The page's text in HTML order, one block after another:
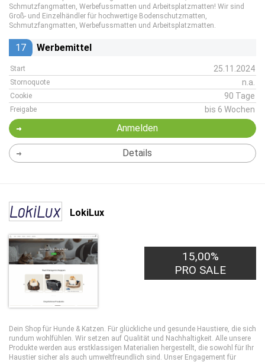
Schmutzfangmatten, Werbefussmatten und Arbeitsplatzmatten! Wir sind
Groß- und Einzelhändler für hochwertige Bodenschutzmatten,
Schmutzfangmatten, Werbefussmatten und Arbeitsplatzmatten.
17 Werbemittel
Start 25.11.2024
Stornoquote n.a.
Cookie 90 Tage
Freigabe bis 6 Wochen
Anmelden
Details
LokiLux
15,00%
PRO SALE
Dein Shop für Hunde & Katzen. Für glückliche und gesunde Haustiere, die sich
rundum wohlfühlen. Wir setzen auf Qualität und Nachhaltigkeit. Alle unsere
Produkte werden aus erstklassigen Materialien hergestellt, die sowohl für Ihr
Haustier sicher als auch umweltfreundlich sind. Unser Engagement für